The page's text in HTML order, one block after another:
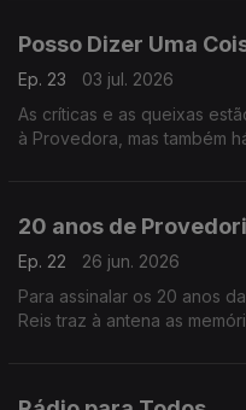
Posso Dizer Uma
Ep. 23
03 jul. 2026
As críticas e as queixas
à Provedora, mas também
20 anos de
Ep. 22
26 jun. 2026
Para assinalar os 20 anos
Reis traz à antena as